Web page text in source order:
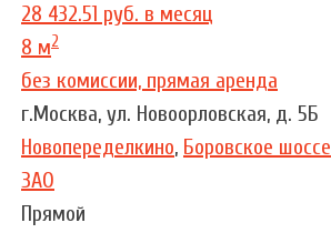
28 432.51 руб. в месяц
8 м2
без комиссии, прямая аренда
г.Москва, ул. Новоорловская, д. 5Б
Новопеределкино, Боровское шоссе
ЗАО
Прямой